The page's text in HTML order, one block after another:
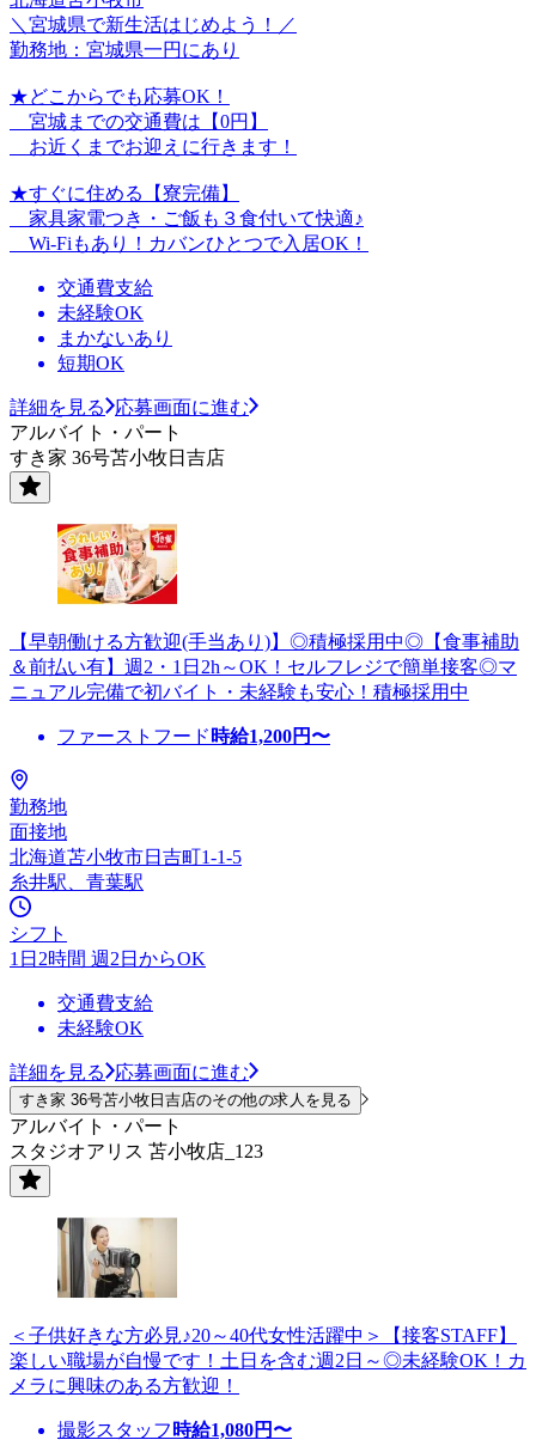
＼宮城県で新生活はじめよう！／
勤務地：宮城県一円にあり
★どこからでも応募OK！
宮城までの交通費は【0円】
お近くまでお迎えに行きます！
★すぐに住める【寮完備】
家具家電つき・ご飯も３食付いて快適♪
Wi-Fiもあり！カバンひとつで入居OK！
交通費支給
未経験OK
まかないあり
短期OK
詳細を見る
応募画面に進む
アルバイト・パート
すき家 36号苫小牧日吉店
【早朝働ける方歓迎(手当あり)】◎積極採用中◎【食事補助
＆前払い有】週2・1日2h～OK！セルフレジで簡単接客◎マ
ニュアル完備で初バイト・未経験も安心！積極採用中
ファーストフード 時給1,200円〜
勤務地
面接地
北海道苫小牧市日吉町1-1-5
糸井駅、青葉駅
シフト
1日2時間 週2日からOK
交通費支給
未経験OK
詳細を見る 応募画面に進む
すき家 36号苫小牧日吉店のその他の求人を見る
アルバイト・パート
スタジオアリス 苫小牧店_123
＜子供好きな方必見♪20～40代女性活躍中＞【接客STAFF】
楽しい職場が自慢です！土日を含む週2日～◎未経験OK！カ
メラに興味のある方歓迎！
撮影スタッフ 時給1,080円〜